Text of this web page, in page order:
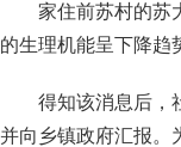
家住前苏村的苏
的生理机能呈下降趋
得知该消息后，
并向乡镇政府汇报。